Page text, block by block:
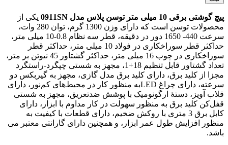
پیچ گوشتی برقی 10 میلی متر توسن پلاس مدل 0911SN
یکی از
محصولات توسن است که دارای وزن 1300 گرم، توان 280 وات،
سرعت 440- 1650 دور در دقیقه، قطر سه نظام 0.8-10 میلی متر،
حداکثر قطر سوراخکاری در فولاد 10 میلی متر، حداکثر قطر
سوراخکاری در چوب 16 میلی متر، حداکثر گشتاور 45 نیوتن بر متر،
تعداد گشتاور قابل تنظیم 18+1، مجهز به شستی چپگرد-راستگرد
مجزا از کلید برق، دارای کلید برق مدل گازی، مجهز به گیربکس دو
سرعته، دارای چراغ LEDبه منظور کار در محیط‌های کم‌نور، دارای
قلاب آویز، دستۀ ارگونومیک با پوشش ضدتعریق، مجهز به شستی
قفل‌کن کلید برق به منظور سهولت در کار مداوم با ابزار، دارای
کابل برق 3 متری با روکش ضخیم، دارای قطعات با کیفیت به
منظور افزایش طول عمر ابزار، و همچنین دارای گارانتی معتبر می
باشد.